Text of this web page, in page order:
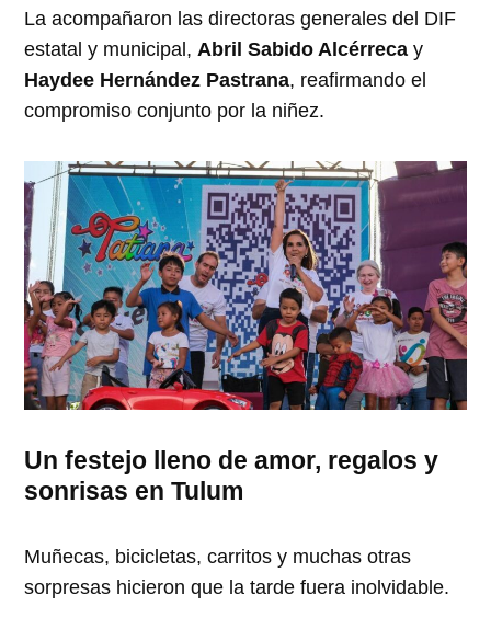
La acompañaron las directoras generales del DIF
estatal y municipal,Abril Sabido Alcérreca y
Haydee Hernández Pastrana, reafirmando el
compromiso conjunto por la niñez.
Un festejo lleno de amor, regalos y
sonrisas en Tulum
Muñecas, bicicletas, carritos y muchas otras
sorpresas hicieron que la tarde fuera inolvidable.